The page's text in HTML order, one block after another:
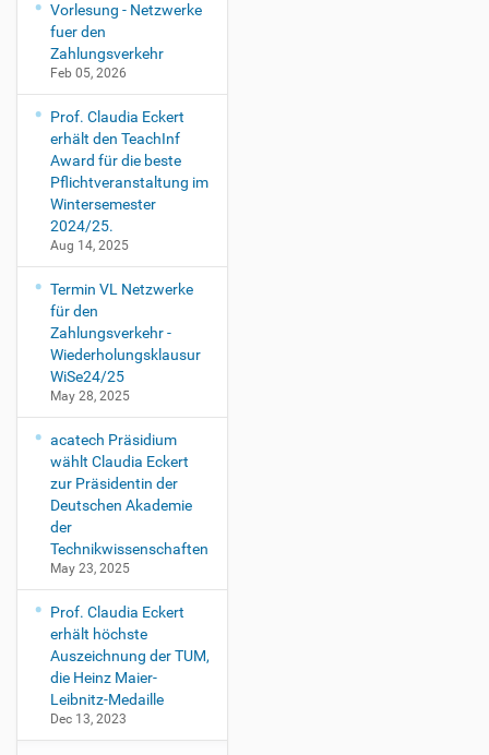
Vorlesung - Netzwerke
fuer den
Zahlungsverkehr
Feb 05, 2026
Prof. Claudia Eckert
erhält den TeachInf
Award für die beste
Pflichtveranstaltung im
Wintersemester
2024/25.
Aug 14, 2025
Termin VL Netzwerke
für den
Zahlungsverkehr -
Wiederholungsklausur
WiSe24/25
May 28, 2025
acatech Präsidium
wählt Claudia Eckert
zur Präsidentin der
Deutschen Akademie
der
Technikwissenschaften
May 23, 2025
Prof. Claudia Eckert
erhält höchste
Auszeichnung der TUM,
die Heinz Maier-
Leibnitz-Medaille
Dec 13, 2023